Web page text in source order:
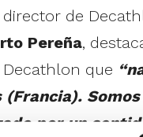
director de
Pereña,
que
(Francia).
por un